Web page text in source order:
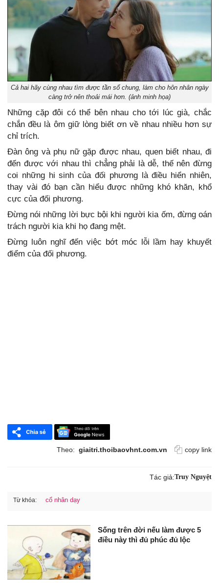
Cả hai hãy cùng nhau tìm được tần số chung, làm cho hôn nhân ngày
càng trở nên thoải mái hơn. (ảnh minh họa)
Những cặp đôi có thể bên nhau cho tới lúc già, chắc
chắn đều là ôm giữ lòng biết ơn về nhau nhiều hơn sự
chỉ trích.
Đàn ông và phụ nữ gặp được nhau, quen biết nhau, đi
đến được với nhau thì chẳng phải là dễ, thế nên đừng
coi những hi sinh của đối phương là điều hiển nhiên,
thay vài đó bạn cần hiểu được những khó khăn, khổ
cực của đối phương.
Đừng nói những lời bực bội khi người kia ốm, đừng oán
trách người kia khi họ đang mệt.
Đừng luôn nghĩ đến việc bớt móc lỗi lầm hay khuyết
điểm của đối phương.
Theo: giaitri.thoibaovhnt.com.vn copy link
Tác giả:Truy Nguyệt
Từ khóa: cổ nhân dạy
Sống trên đời nếu làm được 5
điều này thì đủ phúc đủ lộc